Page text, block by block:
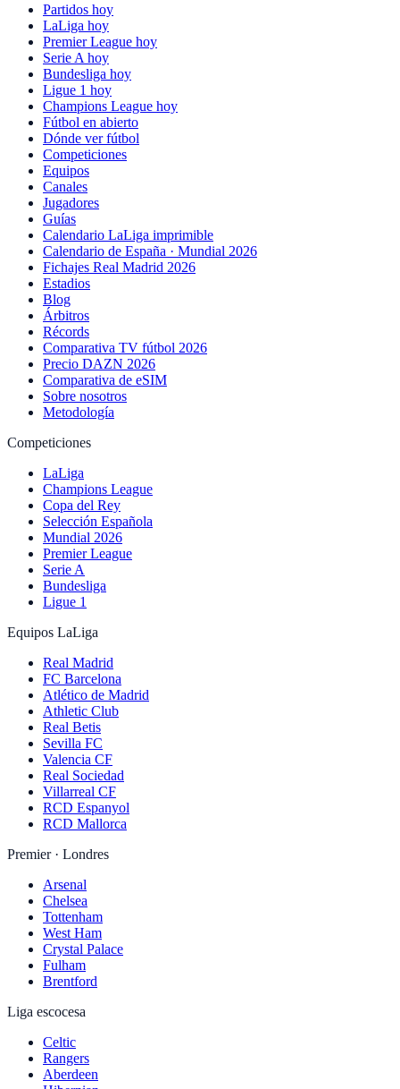
Partidos hoy
LaLiga hoy
Premier League hoy
Serie A hoy
Bundesliga hoy
Ligue 1 hoy
Champions League hoy
Fútbol en abierto
Dónde ver fútbol
Competiciones
Equipos
Canales
Jugadores
Guías
Calendario LaLiga imprimible
Calendario de España · Mundial 2026
Fichajes Real Madrid 2026
Estadios
Blog
Árbitros
Récords
Comparativa TV fútbol 2026
Precio DAZN 2026
Comparativa de eSIM
Sobre nosotros
Metodología
Competiciones
LaLiga
Champions League
Copa del Rey
Selección Española
Mundial 2026
Premier League
Serie A
Bundesliga
Ligue 1
Equipos LaLiga
Real Madrid
FC Barcelona
Atlético de Madrid
Athletic Club
Real Betis
Sevilla FC
Valencia CF
Real Sociedad
Villarreal CF
RCD Espanyol
RCD Mallorca
Premier · Londres
Arsenal
Chelsea
Tottenham
West Ham
Crystal Palace
Fulham
Brentford
Liga escocesa
Celtic
Rangers
Aberdeen